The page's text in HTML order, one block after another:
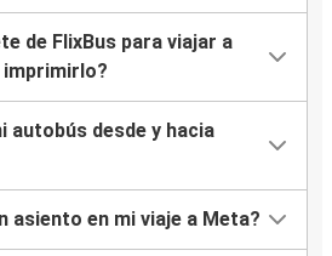
de FlixBus para viajar a
imprimirlo?
autobús desde y hacia
asiento en mi viaje a Meta?